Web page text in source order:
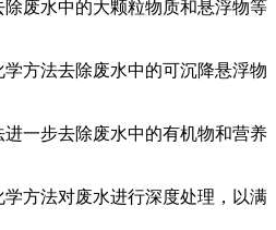
废水中的大颗粒物质和悬浮物等
方法去除废水中的可沉降悬浮物
一步去除废水中的有机物和营养
方法对废水进行深度处理，以满